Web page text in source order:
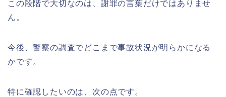
この段階で大切なのは、謝罪の言葉だけではありませ
ん。
今後、警察の調査でどこまで事故状況が明らかになる
かです。
特に確認したいのは、次の点です。